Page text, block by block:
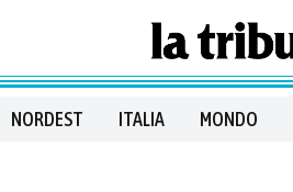
NORDEST ITALIA MONDO